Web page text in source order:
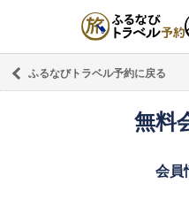
ふるなびトラベル予約に戻る
無料
会員